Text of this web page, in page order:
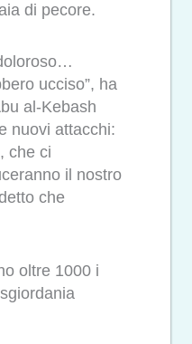
di pecore.
ucciso”, ha
al-Kebash
nuovi attacchi:
che ci
il nostro
che
oltre 1000 i